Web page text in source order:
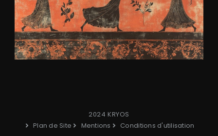
2024 KRYOS
Plan de Site
Mentions Conditions d'utilisation